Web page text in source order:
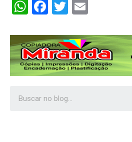
WhatsApp
Facebook
Twitter